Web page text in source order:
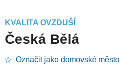
KVALITA OVZDUŠÍ
Česká Bělá
Označit jako domovské město